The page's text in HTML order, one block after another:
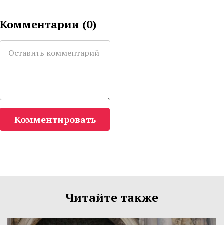
Комментарии (0)
Комментировать
Читайте также